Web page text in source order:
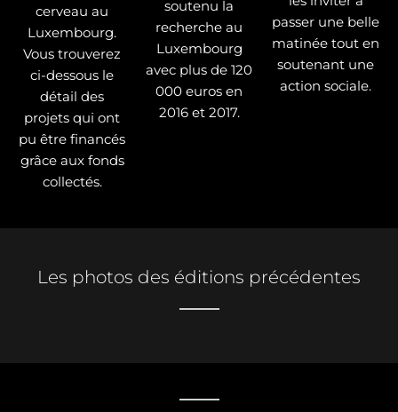
cerveau au
Luxembourg.
Vous trouverez
ci-dessous le
détail des
projets qui ont
pu être financés
grâce aux fonds
collectés.
soutenu la
recherche au
Luxembourg
avec plus de 120
000 euros en
2016 et 2017.
passer une belle
matinée tout en
soutenant une
action sociale.
Les photos des éditions précédentes